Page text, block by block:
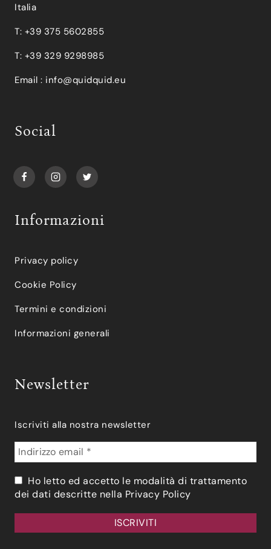
Italia
T: +39 375 5602855
T: +39 329 9298985
Email : info@quidquid.eu
Social
Informazioni
Privacy policy
Cookie Policy
Termini e condizioni
Informazioni generali
Newsletter
Iscriviti alla nostra newsletter
Ho letto ed accetto le modalità di trattamento
dei dati descritte nella Privacy Policy